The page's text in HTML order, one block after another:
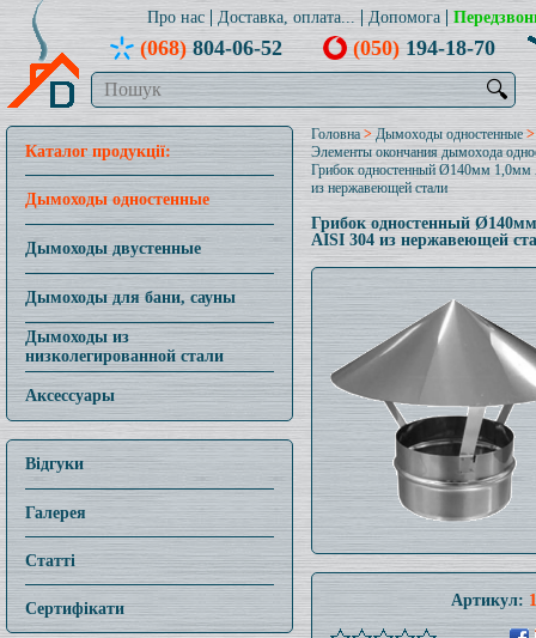
Про нас Доставка, оплата... Допомога
(068)804-06-52 (050)194-18-70
🔍
Каталог продукції:
Дымоходы одностенные
Дымоходы двустенные
Дымоходы для бани, сауны
Дымоходы из
низколегированной стали
Аксессуары
Відгуки
Галерея
Статті
Сертифікати
Головна > Дымоходы одностенные >
Элементы окончания дымохода
Грибок одностенный Ø140мм 1,0мм
из нержавеющей стали
Грибок одностенный
AISI 304 из нержавеющей
Артикул: